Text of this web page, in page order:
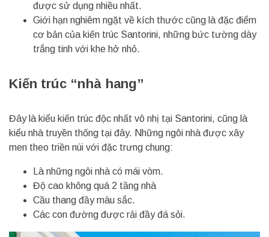
được sử dụng nhiều nhất.
Giới hạn nghiêm ngặt về kích thước cũng là đặc điểm
cơ bản của kiến trúc Santorini, những bức tường dày
trắng tinh với khe hở nhỏ.
Kiến trúc “nhà hang”
Đây là kiểu kiến trúc độc nhất vô nhị tại Santorini, cũng là
kiểu nhà truyền thống tại đây. Những ngôi nhà được xây
men theo triền núi với đặc trưng chung:
Là những ngôi nhà có mái vòm.
Độ cao không quá 2 tầng nhà
Cầu thang đầy màu sắc.
Các con đường được rải đầy đá sỏi.